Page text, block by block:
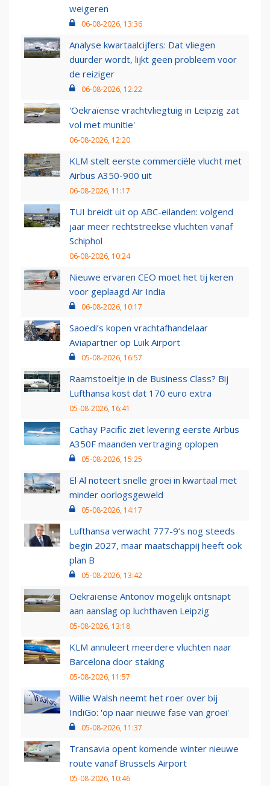
weigeren
06-08-2026, 13:36
Analyse kwartaalcijfers: Dat vliegen
duurder wordt, lijkt geen probleem voor
de reiziger
06-08-2026, 12:22
'Oekraïense vrachtvliegtuig in Leipzig zat
vol met munitie'
06-08-2026, 12:20
KLM stelt eerste commerciële vlucht met
Airbus A350-900 uit
06-08-2026, 11:17
TUI breidt uit op ABC-eilanden: volgend
jaar meer rechtstreekse vluchten vanaf
Schiphol
06-08-2026, 10:24
Nieuwe ervaren CEO moet het tij keren
voor geplaagd Air India
06-08-2026, 10:17
Saoedi’s kopen vrachtafhandelaar
Aviapartner op Luik Airport
05-08-2026, 16:57
Raamstoeltje in de Business Class? Bij
Lufthansa kost dat 170 euro extra
05-08-2026, 16:41
Cathay Pacific ziet levering eerste Airbus
A350F maanden vertraging oplopen
05-08-2026, 15:25
El Al noteert snelle groei in kwartaal met
minder oorlogsgeweld
05-08-2026, 14:17
Lufthansa verwacht 777-9’s nog steeds
begin 2027, maar maatschappij heeft ook
plan B
05-08-2026, 13:42
Oekraïense Antonov mogelijk ontsnapt
aan aanslag op luchthaven Leipzig
05-08-2026, 13:18
KLM annuleert meerdere vluchten naar
Barcelona door staking
05-08-2026, 11:57
Willie Walsh neemt het roer over bij
IndiGo: 'op naar nieuwe fase van groei'
05-08-2026, 11:37
Transavia opent komende winter nieuwe
route vanaf Brussels Airport
05-08-2026, 10:46